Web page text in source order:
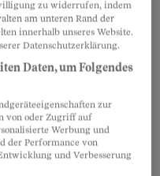
Gegenwart
Beispiel an der
Dort steht das
Und dass
derAbstimmung
, eine Ausstellung
Da kann
zu widerrufen, indem
am unteren Rand der
innerhalb unseres Website.
Datenschutzerklärung.
Daten, um Folgendes
zur
von oder Zugriff auf
Werbung und
der Performance von
und Verbesserung